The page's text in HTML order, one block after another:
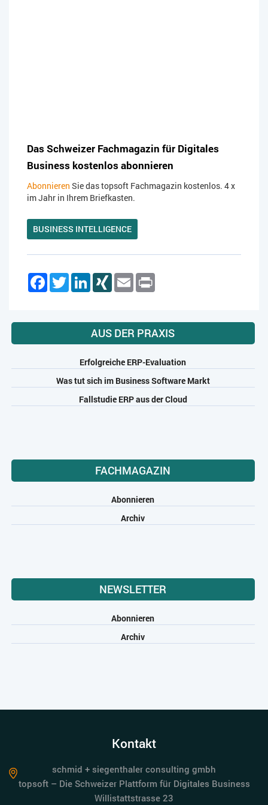
Das Schweizer Fachmagazin für Digitales
Business kostenlos abonnieren
Abonnieren Sie das topsoft Fachmagazin kostenlos. 4 x
im Jahr in Ihrem Briefkasten.
BUSINESS INTELLIGENCE
FacebookTwitterLinkedInXING Email
AUS DER PRAXIS
Erfolgreiche ERP-Evaluation
Was tut sich im Business Software Markt
Fallstudie ERP aus der Cloud
FACHMAGAZIN
Abonnieren
Archiv
NEWSLETTER
Abonnieren
Archiv
Kontakt
schmid + siegenthaler consulting gmbh
topsoft – Die Schweizer Plattform für Digitales Business
Willistattstrasse 23